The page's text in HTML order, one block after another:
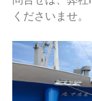
くださいませ。